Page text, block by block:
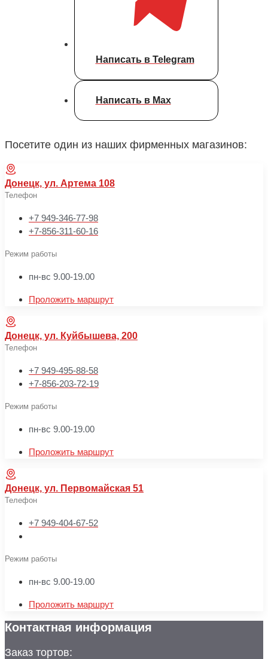
Написать в Telegram
Написать в Max
Посетите один из наших фирменных магазинов:
Донецк, ул. Артема 108
Телефон
+7 949-346-77-98
+7-856-311-60-16
Режим работы
пн-вс 9.00-19.00
Проложить маршрут
Донецк, ул. Куйбышева, 200
Телефон
+7 949-495-88-58
+7-856-203-72-19
Режим работы
пн-вс 9.00-19.00
Проложить маршрут
Донецк, ул. Первомайская 51
Телефон
+7 949-404-67-52
Режим работы
пн-вс 9.00-19.00
Проложить маршрут
Контактная информация
Заказ тортов: